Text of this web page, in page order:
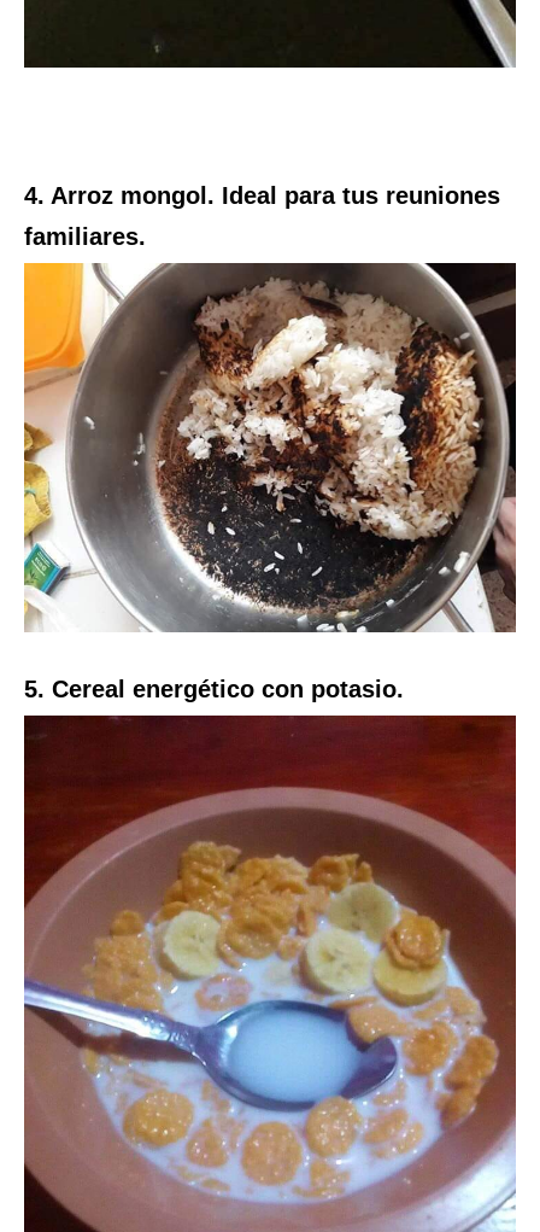
4. Arroz mongol. Ideal para tus reuniones
familiares.
5. Cereal energético con potasio.